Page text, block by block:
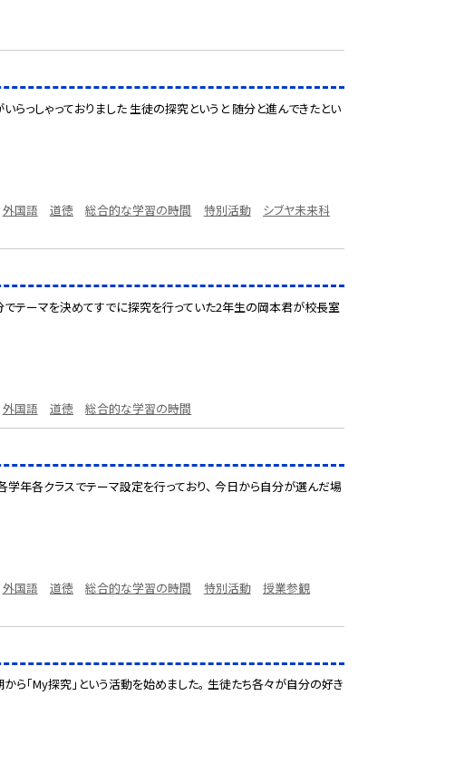
っしゃっておりました 生徒の探究というと 随分と進んできたとい
外国語 道徳 総合的な学習の時間 特別活動
シブヤ未来科
テーマを決めてすでに探究を行っていた2年生の岡本君が校長室
外国語 道徳 総合的な学習の時間
年各クラスでテーマ設定を行っており、 今日から自分が選んだ場
外国語 道徳 総合的な学習の時間 特別活動
授業参観
ら「My探究」という活動を始めました。 生徒たち各々が自分の好き